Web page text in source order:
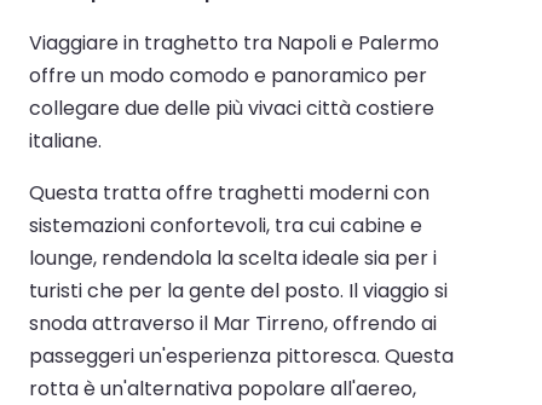
Viaggiare in traghetto tra Napoli e Palermo
offre un modo comodo e panoramico per
collegare due delle più vivaci città costiere
italiane.
Questa tratta offre traghetti moderni con
sistemazioni confortevoli, tra cui cabine e
lounge, rendendola la scelta ideale sia per i
turisti che per la gente del posto. Il viaggio si
snoda attraverso il Mar Tirreno, offrendo ai
passeggeri un'esperienza pittoresca. Questa
rotta è un'alternativa popolare all'aereo,